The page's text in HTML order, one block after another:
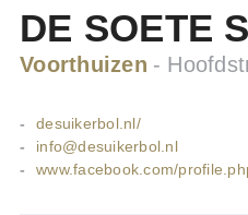
DE SOETE
Voorthuizen
desuikerbol.nl/
info@desuikerbol.nl
www.facebook.com/